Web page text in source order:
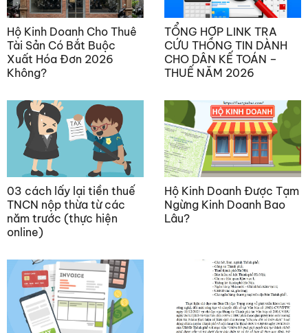
Hộ Kinh Doanh Cho Thuê
Tài Sản Có Bắt Buộc
Xuất Hóa Đơn 2026
Không?
TỔNG HỢP LINK TRA
CỨU THÔNG TIN DÀNH
CHO DÂN KẾ TOÁN –
THUẾ NĂM 2026
03 cách lấy lại tiền thuế
TNCN nộp thừa từ các
năm trước (thực hiện
online)
Hộ Kinh Doanh Được Tạm
Ngừng Kinh Doanh Bao
Lâu?